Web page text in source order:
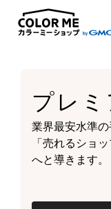
プレ
業界最安水準の
「売れるショ
へと導きます。